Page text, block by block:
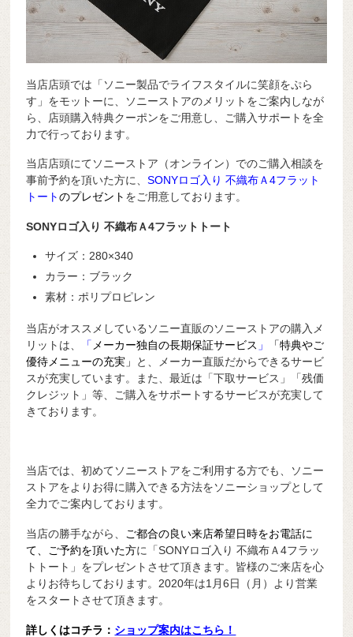
当店店頭では「ソニー製品でライフスタイルに笑顔をぷら
す」をモットーに、ソニーストアのメリットをご案内しなが
ら、店頭購入特典クーポンをご用意し、ご購入サポートを全
力で行っております。
当店店頭にてソニーストア（オンライン）でのご購入相談を
事前予約を頂いた方に、SONYロゴ入り 不織布Ａ4フラット
トートのプレゼント をご用意しております。
SONYロゴ入り 不織布Ａ4フラットトート
サイズ：280×340
カラー：ブラック
素材：ポリプロピレン
当店がオススメしているソニー直販のソニーストアの購入メ
リットは、
「 メーカー独自の長期保証サービス 」
「特典やご
優待メニューの充実」 と、メーカー直販だからできるサービ
スが充実しています。また、最近は「下取サービス」「残価
クレジット」等、ご購入をサポートするサービスが充実して
きております。
当店では、初めてソニーストアをご利用する方でも、ソニー
ストアをよりお得に購入できる方法をソニーショップとして
全力でご案内しております。
当店の勝手ながら、 ご都合の良い来店希望日時をお電話に
て
ご予約を頂いた方に「SONYロゴ入り 不織布Ａ4フラッ
トトート」をプレゼントさせて頂きます。皆様のご来店を心
よりお待ちしております。2020年は1月6日（月）より営業
をスタートさせて頂きます。
詳しくはコチラ： ショップ案内はこちら！